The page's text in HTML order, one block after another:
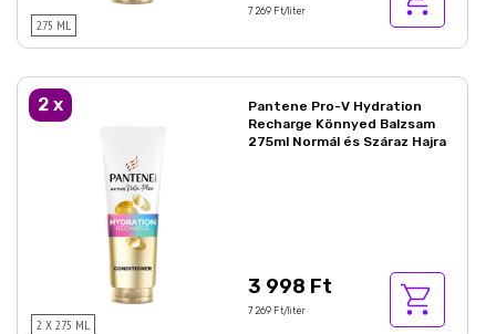
275 ML
7 269 Ft/liter
2 x
2 X 275 ML
Pantene Pro-V Hydration
Recharge Könnyed Balzsam
275ml Normál és Száraz Hajra
3 998 Ft
7 269 Ft/liter